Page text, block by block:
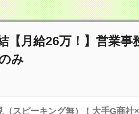
【月給26万！】営業事
み
スピーキング無）！大手G商社